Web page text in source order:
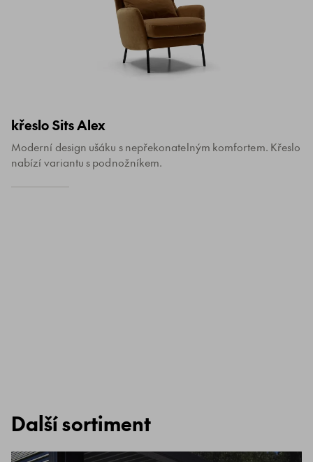
křeslo Sits Alex
Moderní design ušáku s nepřekonatelným komfortem. Křeslo
nabízí variantu s podnožníkem.
Další sortiment